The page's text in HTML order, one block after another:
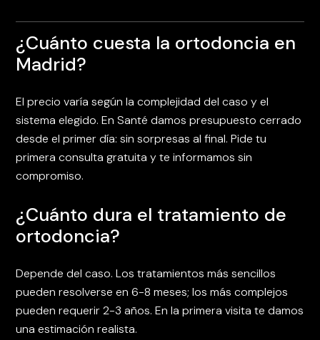
¿Cuánto cuesta la ortodoncia en
Madrid?
El precio varía según la complejidad del caso y el
sistema elegido. En Santé damos presupuesto cerrado
desde el primer día: sin sorpresas al final. Pide tu
primera consulta gratuita y te informamos sin
compromiso.
¿Cuánto dura el tratamiento de
ortodoncia?
Depende del caso. Los tratamientos más sencillos
pueden resolverse en 6-8 meses; los más complejos
pueden requerir 2-3 años. En la primera visita te damos
una estimación realista.